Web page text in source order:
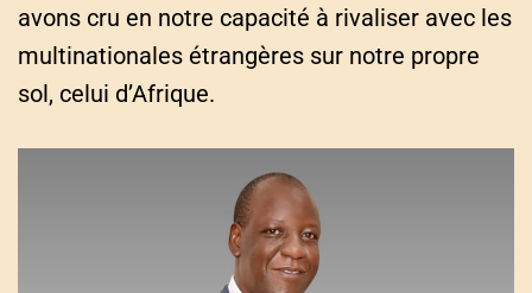
avons cru en notre capacité à rivaliser avec les
multinationales étrangères sur notre propre
sol, celui d’Afrique.